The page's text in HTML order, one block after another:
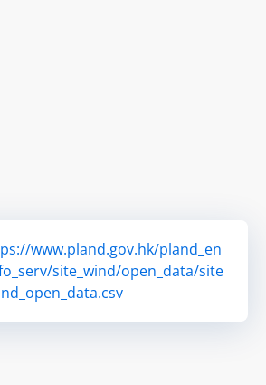
www.pland.gov.hk/pland_en
site_wind/open_data/site